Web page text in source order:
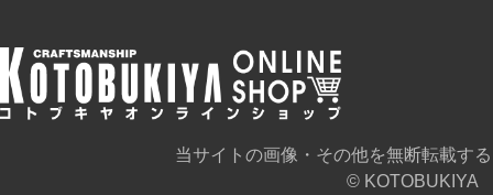
当サイトの画像・その他を無断転載す
© KOTOBUKIYA